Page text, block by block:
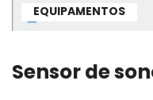
EQUIPAMENTOS
Sensor de